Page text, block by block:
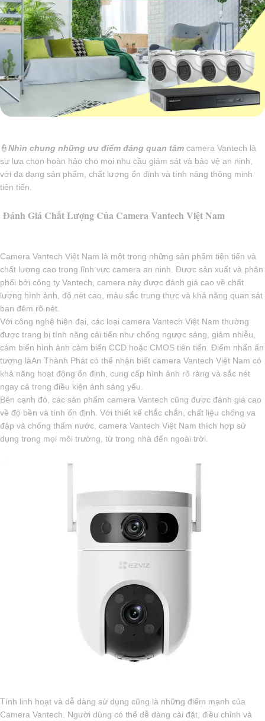
👮Nhìn chung những ưu điểm đáng quan tâm camera Vantech là
sự lựa chọn hoàn hảo cho mọi nhu cầu giám sát và bảo vệ an ninh,
với đa dạng sản phẩm, chất lượng ổn định và tính năng thông minh
tiên tiến.
Đánh Giá Chất Lượng Của Camera Vantech Việt Nam
Camera Vantech Việt Nam là một trong những sản phẩm tiên tiến và
chất lượng cao trong lĩnh vực camera an ninh. Được sản xuất và phân
phối bởi công ty Vantech, camera này được đánh giá cao về chất
lượng hình ảnh, độ nét cao, màu sắc trung thực và khả năng quan sát
ban đêm rõ nét.
Với công nghệ hiện đại, các loại camera Vantech Việt Nam thường
được trang bị tính năng cải tiến như chống ngược sáng, giảm nhiễu,
cảm biến hình ảnh cảm biến CCD hoặc CMOS tiên tiến. Điểm nhấn ấn
tượng làAn Thành Phát có thể nhận biết camera Vantech Việt Nam có
khả năng hoạt động ổn định, cung cấp hình ảnh rõ ràng và sắc nét
ngay cả trong điều kiện ánh sáng yếu.
Bên cạnh đó, các sản phẩm camera Vantech cũng được đánh giá cao
về độ bền và tính ổn định. Với thiết kế chắc chắn, chất liệu chống va
đập và chống thấm nước, camera Vantech Việt Nam thích hợp sử
dụng trong mọi môi trường, từ trong nhà đến ngoài trời.
Tính linh hoạt và dễ dàng sử dụng cũng là những điểm mạnh của
Camera Vantech. Người dùng có thể dễ dàng cài đặt, điều chỉnh và